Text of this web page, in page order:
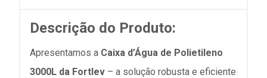
Descrição do Produto:
Apresentamos a Caixa d’Água de Polietileno
3000L da Fortlev – a solução robusta e eficiente